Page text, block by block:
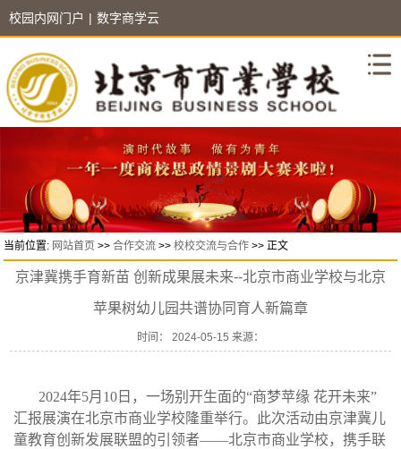
校园内网门户 | 数字商学云
当前位置: 网站首页>>合作交流>>校校交流与合作>> 正文
京津冀携手育新苗 创新成果展未来--北京市商业学校与北京
苹果树幼儿园共谱协同育人新篇章
时间： 2024-05-15 来源：
2024年5月10日，一场别开生面的“商梦苹缘 花开未来”
汇报展演在北京市商业学校隆重举行。此次活动由京津冀儿
童教育创新发展联盟的引领者——北京市商业学校，携手联